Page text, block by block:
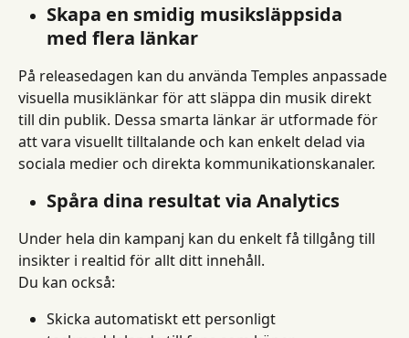
Skapa en smidig musiksläppsida
med flera länkar
På releasedagen kan du använda Temples anpassade
visuella musiklänkar för att släppa din musik direkt
till din publik. Dessa smarta länkar är utformade för
att vara visuellt tilltalande och kan enkelt delad via
sociala medier och direkta kommunikationskanaler.
Spåra dina resultat via Analytics
Under hela din kampanj kan du enkelt få tillgång till
insikter i realtid för allt ditt innehåll.
Du kan också:
Skicka automatiskt ett personligt